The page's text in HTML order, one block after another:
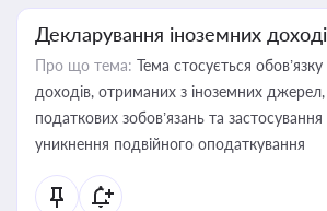
Декларування іноземних
Про що тема: Тема стосується
доходів, отриманих з іноземних джерел,
податкових зобов’язань та
уникнення подвійного оподаткування